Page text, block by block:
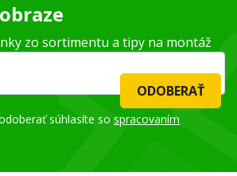
zo sortimentu a tipy na montáž
ODOBERAŤ
súhlasíte so spracovaním